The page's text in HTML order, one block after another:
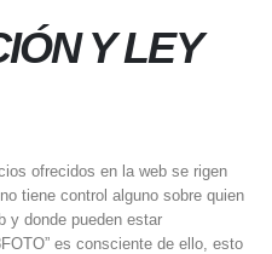
Y LEY
ofrecidos en la web se rigen
tiene control alguno sobre quien
y donde pueden estar
es consciente de ello, esto